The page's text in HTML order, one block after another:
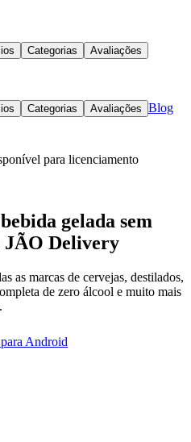
Categorias Avaliações
Categorias Avaliações Blog
para licenciamento
gelada sem
JÃO Delivery
as marcas de cervejas, destilados,
de zero álcool e muito mais
Android